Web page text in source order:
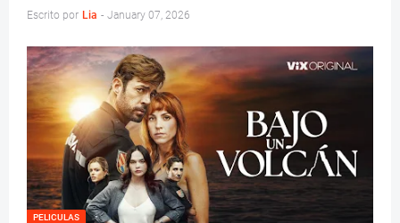
Escrito por Lia - January 07, 2026
PELICULAS